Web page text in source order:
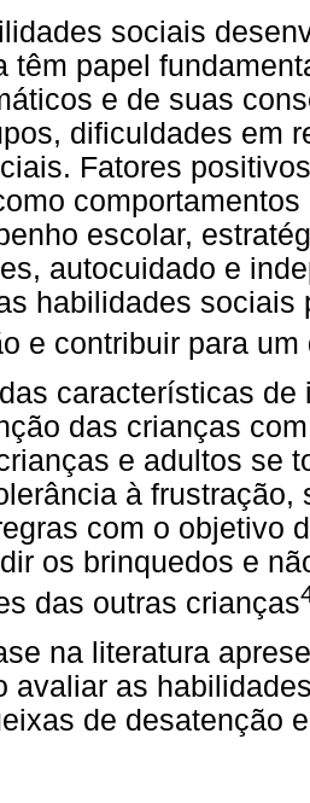
sociais
têm papel
e de suas
dificuldades em
Fatores
escolar,
autocuidado e
habilidades sociais
e contribuir para
características
das crianças
e adultos se
à
com o objetivo
os brinquedos e
das outras crianças
na literatura
avaliar as
de desatenção